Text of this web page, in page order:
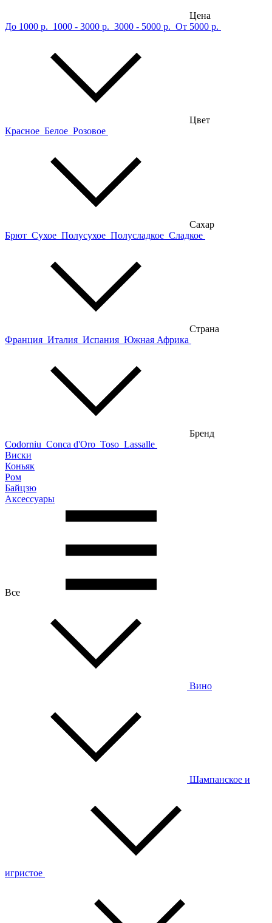
Цена
До 1000 р. 1000 - 3000 р. 3000 - 5000 р. От 5000 р.
Цвет
Красное Белое Розовое
Сахар
Брют Сухое Полусухое Полусладкое Сладкое
Страна
Франция Италия Испания Южная Африка
Бренд
Codorniu Conca d'Oro Toso Lassalle
Виски
Коньяк
Ром
Байцзю
Аксессуары
Все
Вино
Шампанское и
игристое